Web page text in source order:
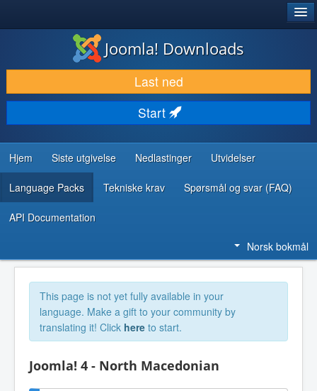
LAST NED & UTVID
OPPDAG & LÆR
SAMFUNN & BRUKERSTØTTE
UTVIKLINGSRESSURSER
Joomla! Downloads
Last ned
Start
Hjem Siste utgivelse Nedlastinger Utvidelser
Language Packs Tekniske krav Spørsmål og svar (FAQ)
API Documentation
Norsk bokmål
This page is not yet fully available in your
language. Make a gift to your community by
translating it! Click here to start.
Joomla! 4 - North Macedonian